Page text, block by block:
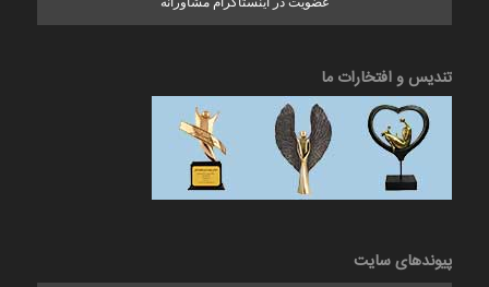
تندیس و افتخارات ما
پیوندهای سایت